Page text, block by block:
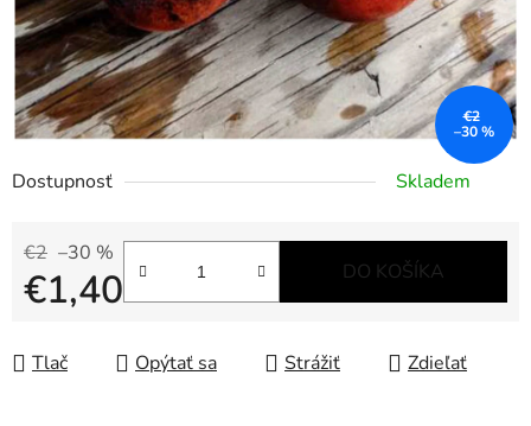
Dostupnosť Skladem
€2 –30 %
€1,40 DO KOŠÍKA
Tlač Opýtať sa Strážiť Zdieľať
€2
–30 %